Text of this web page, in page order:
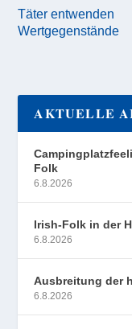
Täter entwenden
Wertgegenstände
AKTUELLE
Folk
6.8.2026
Irish-Folk in der
6.8.2026
Ausbreitung der
6.8.2026